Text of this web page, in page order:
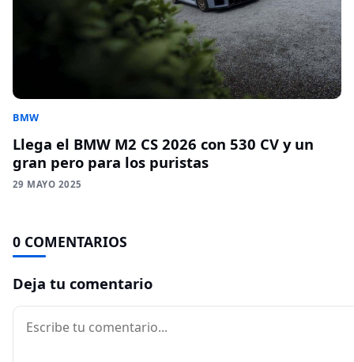
BMW
Llega el BMW M2 CS 2026 con 530 CV y un
gran pero para los puristas
29 MAYO 2025
0 COMENTARIOS
Deja tu comentario
Comentario